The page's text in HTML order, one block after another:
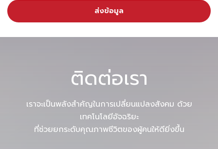
โครงสร้างพื้นฐานที่ต้องพร้อมรองรับ
ส่งข้อมูล
ติดต่อเรา
เราจะเป็นพลังสำคัญในการเปลี่ยนแปลงสังคม ด้วย
เทคโนโลยีอัจฉริยะ
ที่ช่วยยกระดับคุณภาพชีวิตของผู้คนให้ดียิ่งขึ้น